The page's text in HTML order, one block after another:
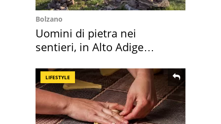
Bolzano
Uomini di pietra nei
sentieri, in Alto Adige
LIFESTYLE